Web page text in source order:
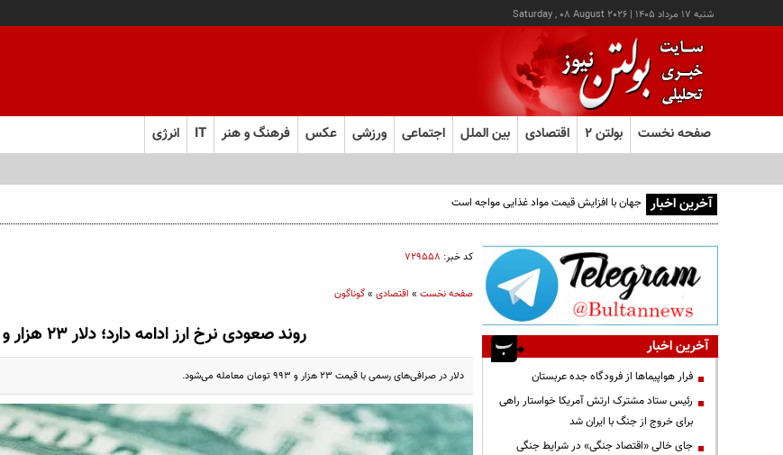
شنبه ۱۷ مرداد ۱۴۰۵ |
Saturday , 08 August 2026
صفحه نخست بولتن ۲ اقتصادی بین الملل اجتماعی ورزشی عکس فرهنگ و هنر IT انرژی
آخرین اخبار
کد خبر: ۷۲۹۵۵۸
صفحه نخست» اقتصادی»گوناگون
روند صعودی نرخ ارز ادامه دارد؛ دلار ۲۳ هزار و ۹۹۳ تومان
دلار در صرافی‌های رسمی با قیمت ۲۳ هزار و ۹۹۳ تومان معامله می‌شود.
آخرین اخبار
فرار هواپیماها از فرودگاه جده عربستان
رئیس ستاد مشترک ارتش آمریکا خواستار راهی
برای خروج از جنگ با ایران شد
جای خالی «اقتصاد جنگی» در شرایط جنگی